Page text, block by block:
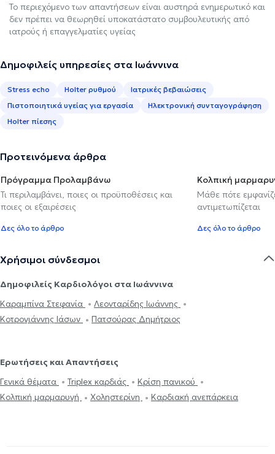
Το περιεχόμενο των απαντήσεων είναι αυστηρά ενημερωτικό και
δεν πρέπει να θεωρηθεί υποκατάστατο συμβουλευτικής από
ιατρούς ή επαγγελματίες υγείας
Δημοφιλείς υπηρεσίες στα Ιωάννινα
Stress echo Holter ρυθμού
Ιατρικές βεβαιώσεις
Πιστοποιητικά υγείας για εργασία
Ηλεκτρονική συνταγογράφηση
Holter πίεσης
Προτεινόμενα άρθρα
Πρόγραμμα Προλαμβάνω
Τι περιλαμβάνει, ποιες οι προϋποθέσεις και
ποιες οι εξαιρέσεις
Δες όλο το άρθρο
Κολπική
Μάθε πότε
αντιμετωπίζεται
Δες όλο το άρθρο
Χρήσιμοι σύνδεσμοι
Δημοφιλείς Καρδιολόγοι στα Ιωάννινα
Καραμπίνα Στεφανία
Λεονταρίδης Ιωάννης
Κοτρογιάννης Ιάσων
Πατσούρας Δημήτριος
Ερωτήσεις και Απαντήσεις
Γενικά θέματα
Triplex καρδιάς
Κρίση πανικού
Κολπική μαρμαρυγή
Χοληστερίνη Καρδιακή ανεπάρκεια